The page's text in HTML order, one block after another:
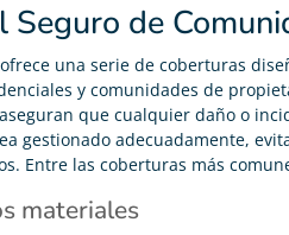
Seguro de
ofrece una serie de coberturas
y comunidades de
que cualquier daño o
gestionado adecuadamente,
Entre las coberturas más
materiales